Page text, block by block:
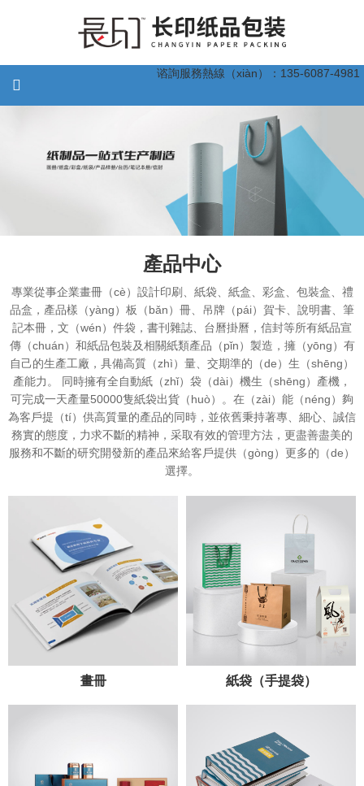
谘詢服務熱線（xiàn）：135-6087-4981
產品中心
專業從事企業畫冊（cè）設計印刷、紙袋、紙盒、彩盒、包裝盒、禮
品盒，產品樣（yàng）板（bǎn）冊、吊牌（pái）賀卡、說明書、筆
記本冊，文（wén）件袋，書刊雜誌、台曆掛曆，信封等所有紙品宣
傳（chuán）和紙品包裝及相關紙類產品（pǐn）製造，擁（yōng）有
自己的生產工廠，具備高質（zhì）量、交期準的（de）生（shēng）
產能力。 同時擁有全自動紙（zhǐ）袋（dài）機生（shēng）產機，
可完成一天產量50000隻紙袋出貨（huò）。在（zài）能（néng）夠
為客戶提（tí）供高質量的產品的同時，並依舊秉持著專、細心、誠信
務實的態度，力求不斷的精神，采取有效的管理方法，更盡善盡美的
服務和不斷的研究開發新的產品來給客戶提供（gòng）更多的（de）
選擇。
畫冊 紙袋（手提袋）